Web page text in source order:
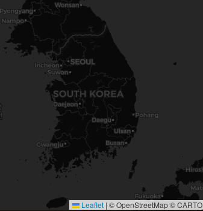
Leaflet | © OpenStreetMap © CARTO